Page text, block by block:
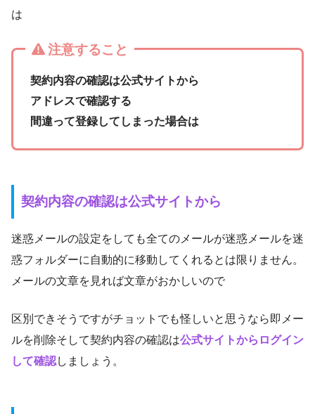
は
注意すること
契約内容の確認は公式サイトから
アドレスで確認する
間違って登録してしまった場合は
契約内容の確認は公式サイトから
迷惑メールの設定をしても全てのメールが迷惑メールを迷
惑フォルダーに自動的に移動してくれるとは限りません。
メールの文章を見れば文章がおかしいので
区別できそうですがチョットでも怪しいと思うなら即メー
ルを削除そして契約内容の確認は公式サイトからログイン
して確認しましょう。